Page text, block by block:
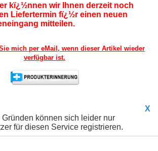
kï¿½nnen wir Ihnen derzeit noch
Liefertermin fï¿½r einen neuen
mitteilen.
mich per eMail, wenn dieser Artikel wieder
verfügbar ist.
X
können sich leider nur
für diesen Service registrieren.